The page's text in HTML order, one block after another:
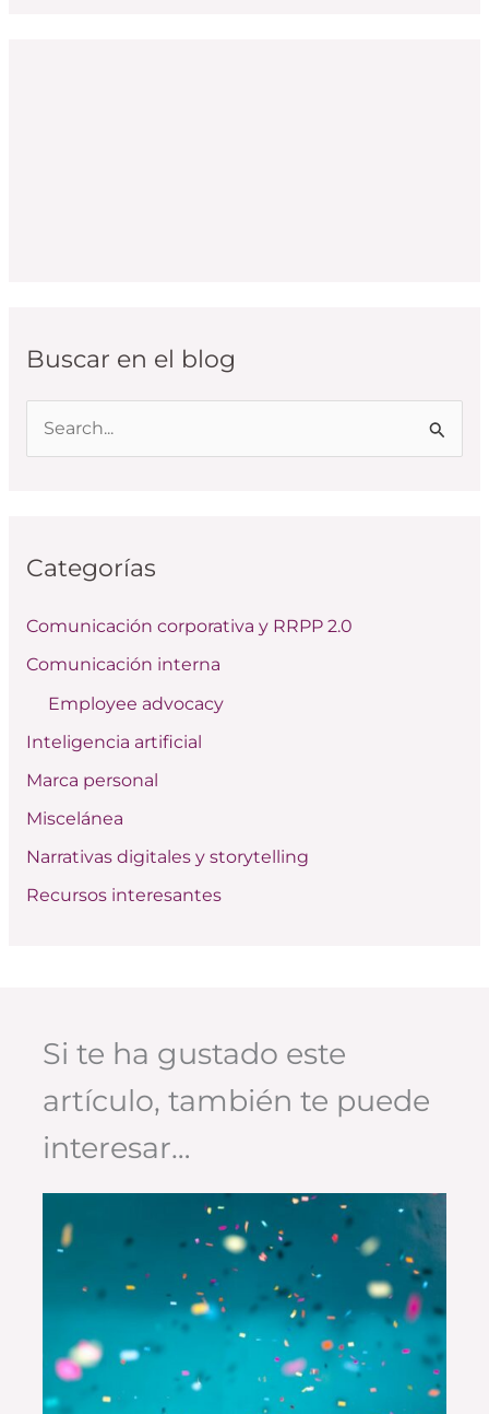
Buscar en el blog
a
p
o
:
Categorías
Comunicación corporativa y RRPP 2.0
Comunicación interna
Employee advocacy
Inteligencia artificial
Marca personal
Miscelánea
Narrativas digitales y storytelling
Recursos interesantes
Si te ha gustado este
artículo, también te puede
interesar…